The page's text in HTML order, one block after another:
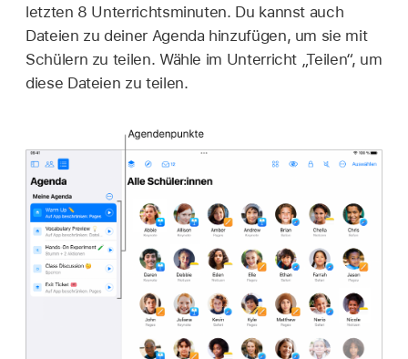
letzten 8 Unterrichtsminuten. Du kannst auch
Dateien zu deiner Agenda hinzufügen, um sie mit
Schülern zu teilen. Wähle im Unterricht „Teilen“, um
diese Dateien zu teilen.